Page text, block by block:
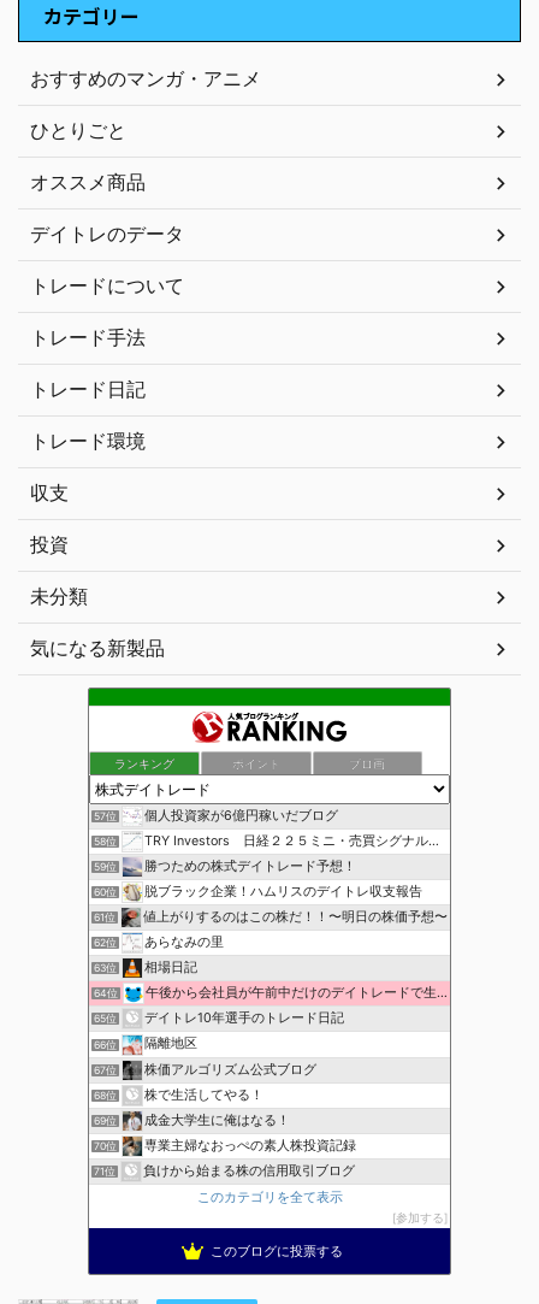
カテゴリー
おすすめのマンガ・アニメ
ひとりごと
オススメ商品
デイトレのデータ
トレードについて
トレード手法
トレード日記
トレード環境
収支
投資
未分類
気になる新製品
ランキング ポイント ブロ画
57位 個人投資家が6億円稼いだブログ
58位 TRY Investors 日経２２５ミニ・売買シグナル公開
59位 勝つための株式デイトレード予想！
60位 脱ブラック企業！ハムリスのデイトレ収支報告
61位 値上がりするのはこの株だ！！〜明日の株価予想〜
62位 あらなみの里
63位 相場日記
64位 午後から会社員が午前中だけのデイトレードで生活費を稼ぐ！
65位 デイトレ10年選手のトレード日記
66位 隔離地区
67位 株価アルゴリズム公式ブログ
68位 株で生活してやる！
69位 成金大学生に俺はなる！
70位 専業主婦なおっぺの素人株投資記録
71位
負けから始まる株の信用取引ブログ
このカテゴリを全て表示
参加する
このブログに投票する